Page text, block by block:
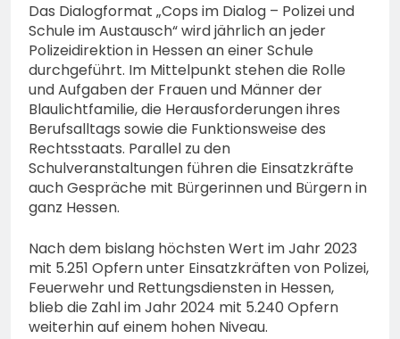
Das Dialogformat „Cops im Dialog – Polizei und
Schule im Austausch“ wird jährlich an jeder
Polizeidirektion in Hessen an einer Schule
durchgeführt. Im Mittelpunkt stehen die Rolle
und Aufgaben der Frauen und Männer der
Blaulichtfamilie, die Herausforderungen ihres
Berufsalltags sowie die Funktionsweise des
Rechtsstaats. Parallel zu den
Schulveranstaltungen führen die Einsatzkräfte
auch Gespräche mit Bürgerinnen und Bürgern in
ganz Hessen.
Nach dem bislang höchsten Wert im Jahr 2023
mit 5.251 Opfern unter Einsatzkräften von Polizei,
Feuerwehr und Rettungsdiensten in Hessen,
blieb die Zahl im Jahr 2024 mit 5.240 Opfern
weiterhin auf einem hohen Niveau.